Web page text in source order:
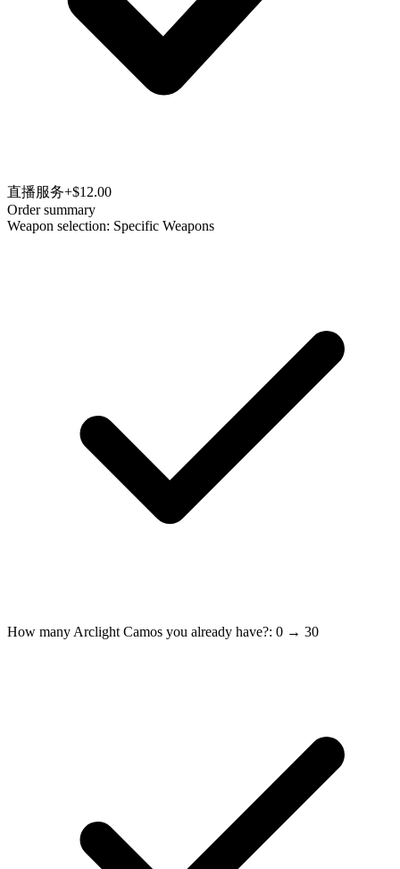
直播服务+$12.00
Order summary
Weapon selection: Specific Weapons
How many Arclight Camos you already have?: 0 → 30